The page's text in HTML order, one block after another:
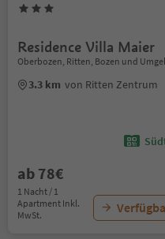
Residence Villa Maier
Oberbozen, Ritten, Bozen und
3.3 km von Ritten Zentrum
ab 78€
1 Nacht / 1
Apartment Inkl.
MwSt.